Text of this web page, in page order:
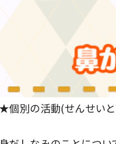
★個別の活動(せんせい